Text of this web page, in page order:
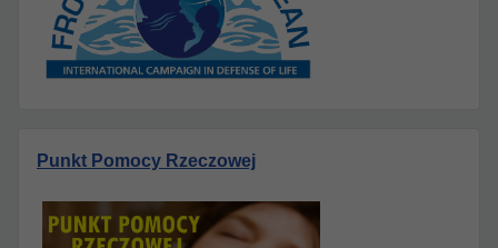
Punkt Pomocy Rzeczowej